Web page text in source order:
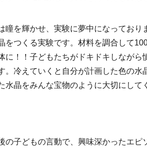
瞳を輝かせ、実験に夢中になっており
をつくる実験です。材料を調合して
に！！子どもたちがドキドキしながら
。冷えていくと自分が計画した色の水
水晶をみんな宝物のように大切にして
の子どもの言動で、興味深かったエピ